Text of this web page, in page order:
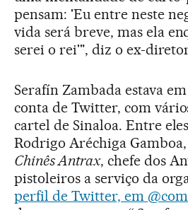
pensam: 'Eu entre neste
vida será breve, mas ela
serei o rei'", diz o ex-
Serafín Zambada estava
conta de Twitter, com
cartel de Sinaloa. Entre
Rodrigo Aréchiga
Chinês Antrax, chefe dos
pistoleiros a serviço da
perfil de Twitter, em